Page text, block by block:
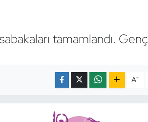
tamamlandı. Genç
A-